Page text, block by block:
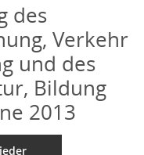
des
Verkehr
und des
Bildung
2013